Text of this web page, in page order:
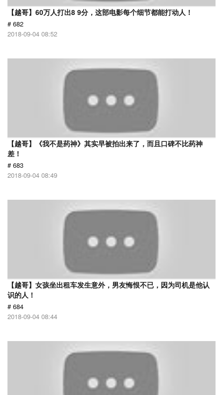
【越哥】60万人打出8 9分，这部电影每个细节都能打动人！
# 682
2018-09-04 08:52
【越哥】《我不是药神》其实早被拍出来了，而且口碑不比药神
差！
# 683
2018-09-04 08:49
【越哥】女孩坐出租车发生意外，男友悔恨不已，因为司机是他认
识的人！
# 684
2018-09-04 08:44